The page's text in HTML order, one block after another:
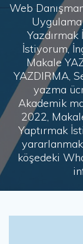
Web
Uygulama
İstiyorum,
Makale
YAZDIRMA,
yazma
Akademik
2022,
Yaptırmak
köşedeki